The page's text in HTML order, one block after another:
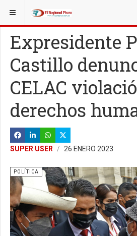
ESTÁ AQUÍ:
Expresidente
Castillo
CELAC
derechos
SUPER USER 26 ENERO 2023
POLÍTICA